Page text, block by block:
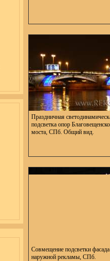
Праздничная
подсветка опор
моста, СПб. Общий вид.
Совмещение подсветки
наружной рекламы, СПб.